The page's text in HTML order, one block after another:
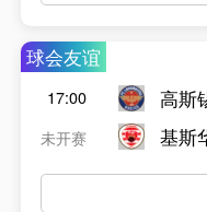
球会友谊
17:00
未开赛
高斯
基斯